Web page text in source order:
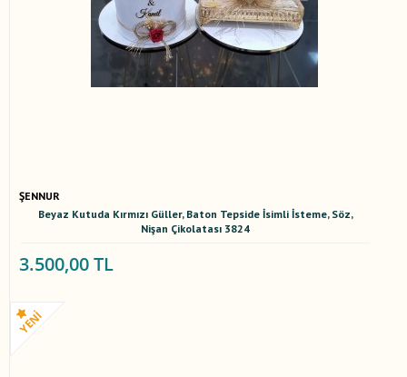
ŞENNUR
Beyaz Kutuda Kırmızı Güller, Baton Tepside İsimli İsteme, Söz,
Nişan Çikolatası 3824
3.500,00 TL